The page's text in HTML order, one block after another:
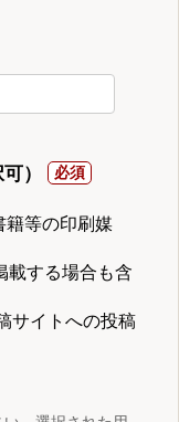
）
籍等の印刷媒
載する場合も含
サイトへの投稿